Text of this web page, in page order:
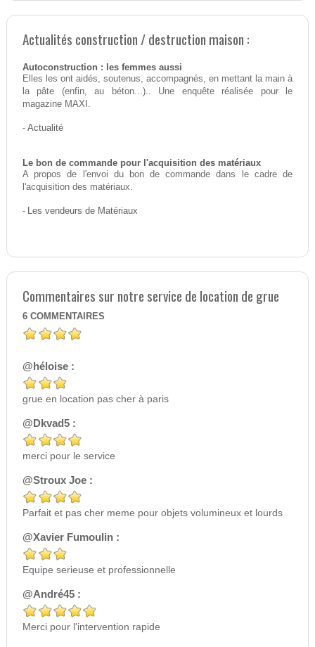
Actualités construction / destruction maison :
Autoconstruction : les femmes aussi
Elles les ont aidés, soutenus, accompagnés, en mettant la main à
la pâte (enfin, au béton...).. Une enquête réalisée pour le
magazine MAXI.
- Actualité
Le bon de commande pour l'acquisition des matériaux
A propos de l'envoi du bon de commande dans le cadre de
l'acquisition des matériaux.
- Les vendeurs de Matériaux
Commentaires sur notre service de location de grue
6 COMMENTAIRES
@héloise :
grue en location pas cher à paris
@Dkvad5 :
merci pour le service
@Stroux Joe :
Parfait et pas cher meme pour objets volumineux et lourds
@Xavier Fumoulin :
Equipe serieuse et professionnelle
@André45 :
Merci pour l'intervention rapide